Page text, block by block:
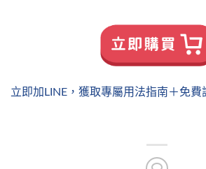
立即加LINE，獲取專屬用法指南＋免費